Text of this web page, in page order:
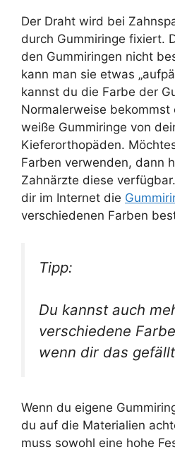
Der Draht wird bei
durch Gummiringe fixiert.
den Gummiringen nicht
kann man sie etwas
kannst du die Farbe der
Normalerweise
weiße Gummiringe von
Kieferorthopäden.
Farben verwenden, dann
Zahnärzte diese
dir im Internet die
verschiedenen Farben
Tipp:
Du kannst auch
verschiedene
wenn dir das
Wenn du eigene
du auf die Materialien
muss sowohl eine hohe